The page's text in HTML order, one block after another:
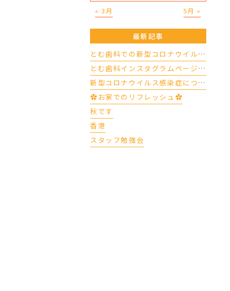
« 3月 5月 »
最新記事
とむ歯科での新型コロナウイルスの対応について（4/17更新）
とむ歯科インスタグラムページができました
新型コロナウイルス感染症について
✿お家でのリフレッシュ✿
秋です
香港
スタッフ勉強会